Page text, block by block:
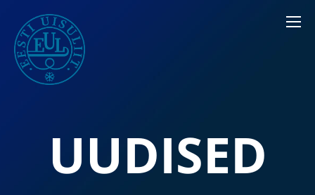
UUDISED